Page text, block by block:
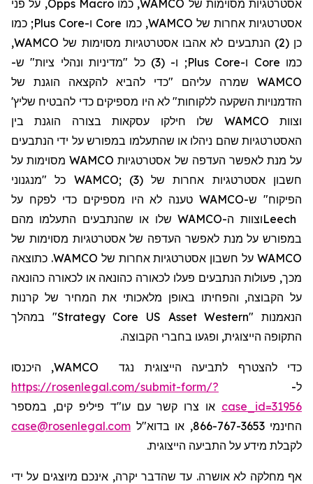
אסטרטגיות מסוימות של WAMCO, כמו Macro
Opps, על פני
אסטרטגיות אחרות של WAMCO, כמו
Core ו-Core
Plus
; כמו
כן (2)
הנתבעים לא אהבו אסטרטגיות מסוימות של WAMCO,
כמו Core ו-Core
Plus
; ו-
(3) כל "מדיניות ונהלי ציות" ש-
WAMCO שמרה עליהם "כדי להביא להקצאה הוגנת של
הזדמנויות השקעה ללקוחות" לא היו מספיקים כדי להבטיח שליץ'
וצוות WAMCO שלו חילקו עסקאות בצורה הוגנת בין
האסטרטגיות שהם ניהלו או שהתעלמו במפורש על ידי הנתבעים
על מנת לאפשר העדפה של אסטרטגיות WAMCO מסוימות על
חשבון אסטרטגיות אחרות של WAMCO; (3) כל "מנגנוני
הפיקוח" ש-WAMCO טענה לא היו מספיקים כדי לפקח על
Leech
וצוות ה-WAMCO שלו או שהנתבעים התעלמו מהם
במפורש על מנת לאפשר העדפה של אסטרטגיות מסוימות של
WAMCO על חשבון אסטרטגיות אחרות של WAMCO. כתוצאה
מכך, פעולות הנתבעים פעלו לכאורה כהונאה אולכאורה כהונאה
על הקבוצה, והפחיתו באופן מלאכותי את המחיר של קרנות
הנאמנות "Western
Asset
Core
Strategy" במהלך
התקופה הייצוגית, ופגעו בחברי הקבוצה.
כדי להצטרף לתביעה הייצוגית נגד WAMCO, היכנסו
ל- https://rosenlegal.com/submit-form/?
case_id=31956 או צרו קשר עם עו"ד פיליפ קים, במספר
החינמי 866-767-3653, או בדוא"ל
case@rosenlegal.com
לקבלת מידע על התביעה הייצוגית.
אף מחלקה לא אושרה. עד שהדבר יקרה, אינכם מיוצגים על ידי